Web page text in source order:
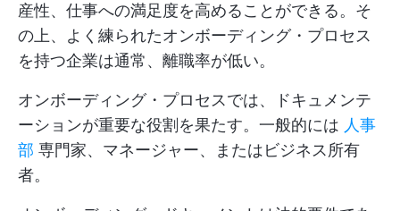
産性、仕事への満足度を高めることができる。そ
の上、よく練られたオンボーディング・プロセス
を持つ企業は通常、離職率が低い。
オンボーディング・プロセスでは、ドキュメンテ
ーションが重要な役割を果たす。一般的には 人事
部 専門家、マネージャー、またはビジネス所有
者。